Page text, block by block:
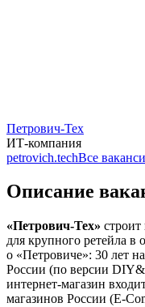
Петрович-Тех
ИТ-компания
petrovich.techВсе
Описание
«Петрович-Тех»
для крупного ретейла в
о «Петровиче»: 30 лет
России (по версии
интернет-магазин
магазинов России (E-